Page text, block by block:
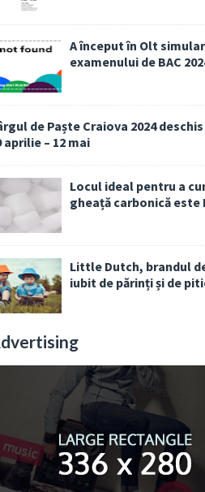
A început în Olt
examenului de BAC
de Paște Craiova 2024
aprilie – 12 mai
Locul ideal pentru a
gheață carbonică este
Little Dutch, brandul
iubit de părinți și de